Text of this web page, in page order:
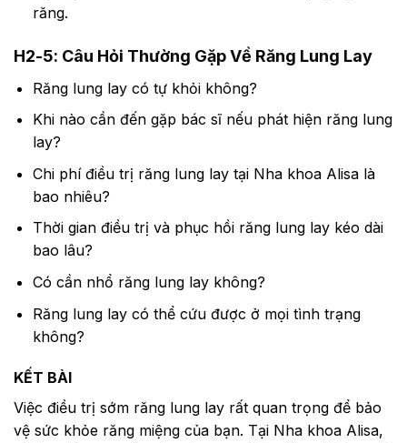
răng.
H2-5: Câu Hỏi Thường Gặp Về Răng Lung Lay
Răng lung lay có tự khỏi không?
Khi nào cần đến gặp bác sĩ nếu phát hiện răng lung
lay?
Chi phí điều trị răng lung lay tại Nha khoa Alisa là
bao nhiêu?
Thời gian điều trị và phục hồi răng lung lay kéo dài
bao lâu?
Có cần nhổ răng lung lay không?
Răng lung lay có thể cứu được ở mọi tình trạng
không?
KẾT BÀI
Việc điều trị sớm răng lung lay rất quan trọng để bảo
vệ sức khỏe răng miệng của bạn. Tại Nha khoa Alisa,